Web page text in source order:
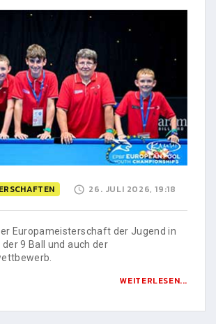
26. JULI 2026, 19:18
Europameisterschaft der Jugend in
9 Ball und auch der
WEITERLESEN...